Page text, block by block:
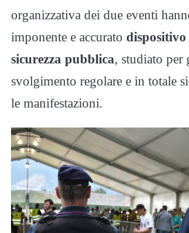
organizzativa dei due eventi
imponente e accurato
sicurezza pubblica, studiato per
svolgimento regolare e in totale
le manifestazioni.